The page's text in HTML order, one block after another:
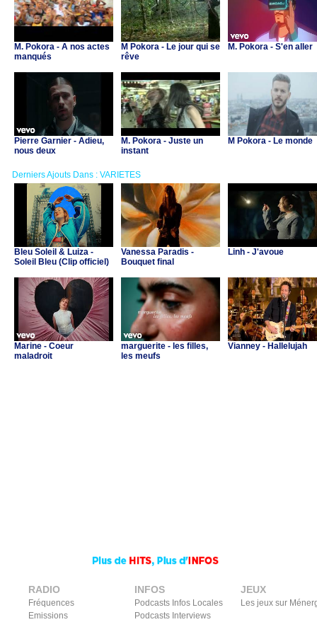
M. Pokora - A nos actes
manqués
M Pokora - Le jour qui se
rêve
M. Pokora - S'en aller
Pierre Garnier - Adieu,
nous deux
M. Pokora - Juste un
instant
M Pokora - Le monde
Derniers Ajouts Dans : VARIETES
Bleu Soleil & Luiza -
Soleil Bleu (Clip officiel)
Vanessa Paradis -
Bouquet final
Linh - J'avoue
Marine - Coeur
maladroit
marguerite - les filles,
les meufs
Vianney - Hallelujah
RADIO
Fréquences
Emissions
INFOS
Podcasts Infos Locales
Podcasts Interviews
JEUX
Les jeux sur